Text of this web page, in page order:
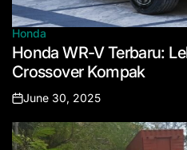
Posted
in
Honda
Honda WR-V Terbaru:
Crossover Kompak
Posted
on
June 30, 2025